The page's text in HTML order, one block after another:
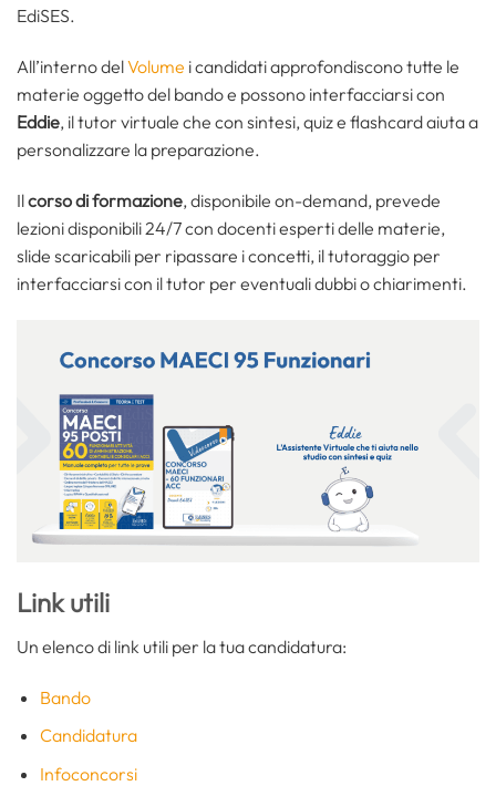
EdiSES.
All’interno delVolume i candidati approfondiscono tutte le
materie oggetto del bando e possono interfacciarsi con
Eddie, il tutor virtuale che con sintesi, quiz e flashcard aiuta a
personalizzare la preparazione.
Ilcorso di formazione, disponibile on-demand, prevede
lezioni disponibili 24/7 con docenti esperti delle materie,
slide scaricabili per ripassare i concetti, il tutoraggio per
interfacciarsi con il tutor per eventuali dubbi o chiarimenti.
Link utili
Un elenco di link utili per la tua candidatura:
Bando
Candidatura
Infoconcorsi